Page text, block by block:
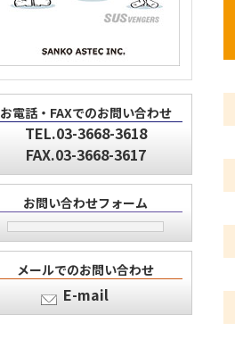
お電話・FAXでのお問い合わせ
TEL.03-3668-3618
FAX.03-3668-3617
お問い合わせフォーム
メールでのお問い合わせ
E-mail